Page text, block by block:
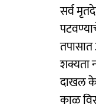
सर्व
शक्यता
दाखल
काळ